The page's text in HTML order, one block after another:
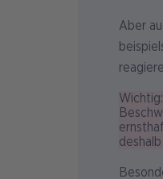
Aber